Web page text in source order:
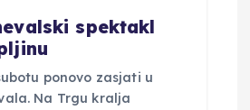
spektakl
ponovo zasjati u
Na Trgu kralja